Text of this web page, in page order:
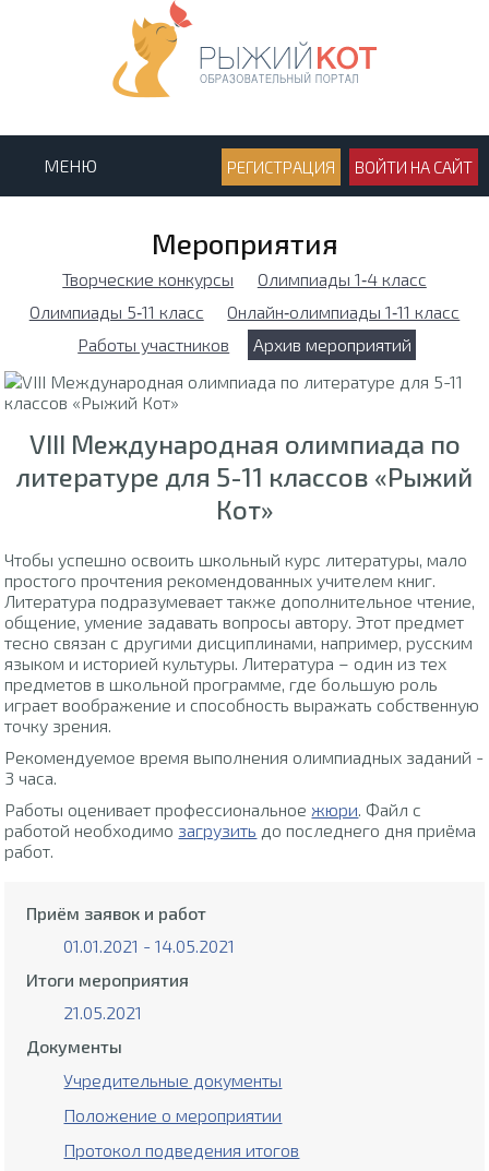
МЕНЮ РЕГИСТРАЦИЯ ВОЙТИ НА САЙТ
Мероприятия
Творческие конкурсы
Олимпиады 1‑4 класс
Олимпиады 5‑11 класс
Онлайн‑олимпиады 1‑11 класс
Работы участников
Архив мероприятий
VIII Международная олимпиада по
литературе для 5-11 классов «Рыжий
Кот»
Чтобы успешно освоить школьный курс литературы, мало
простого прочтения рекомендованных учителем книг.
Литература подразумевает также дополнительное чтение,
общение, умение задавать вопросы автору. Этот предмет
тесно связан с другими дисциплинами, например, русским
языком и историей культуры. Литература – один из тех
предметов в школьной программе, где большую роль
играет воображение и способность выражать собственную
точку зрения.
Рекомендуемое время выполнения олимпиадных заданий -
3 часа.
Работы оценивает профессиональное жюри. Файл с
работой необходимо загрузить до последнего дня приёма
работ.
Приём заявок и работ
01.01.2021 - 14.05.2021
Итоги мероприятия
21.05.2021
Документы
Учредительные документы
Положение о мероприятии
Протокол подведения итогов